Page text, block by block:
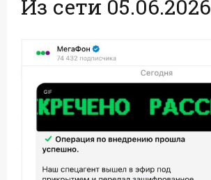
Из сети 05.06.2026